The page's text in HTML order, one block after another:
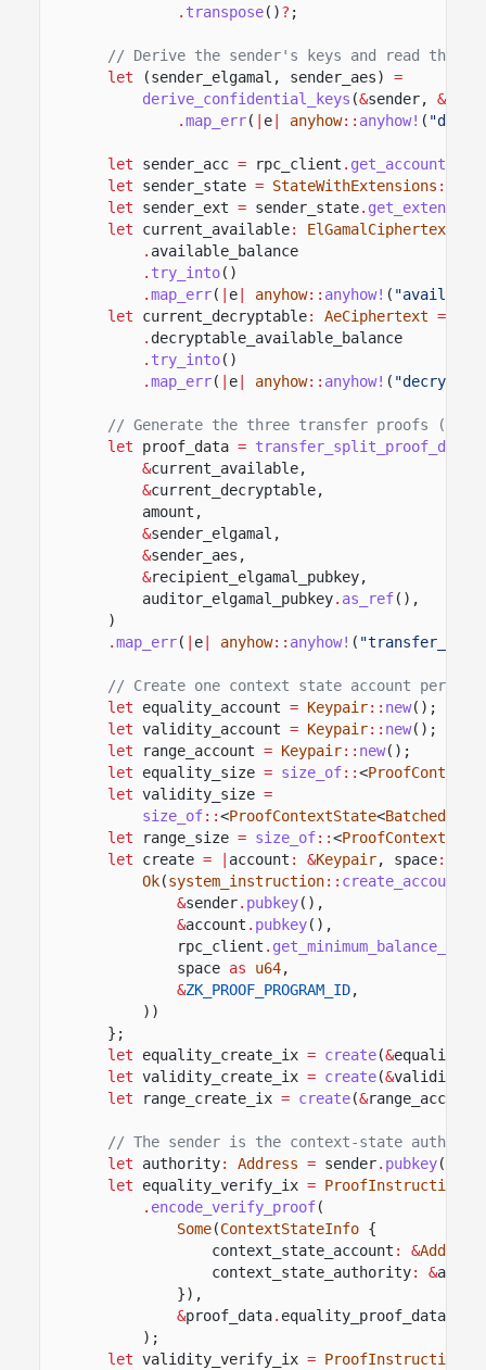
. transpose()? ;
// Derive the sender's keys and read their
let
(sender_elgamal, sender_aes)
=
derive_confidential_keys (&sender, &
.map_err( e anyhow:: anyhow! (
let sender_acc = rpc_client . get_account
let
sender_state = StateWithExtensions ::
let
sender_ext = sender_state. get_extension
let
current_available: ElGamalCiphertext
. available_balance
. try_into()
.map_err( e anyhow:: anyhow! (
let
current_decryptable: AeCiphertext =
. decryptable_available_balance
. try_into()
.map_err( e anyhow:: anyhow! (
// Generate the three transfer proofs
let
proof_data = transfer_split_proof_data
&current_available,
&current_decryptable,
amount,
&sender_elgamal,
&sender_aes,
&recipient_elgamal_pubkey,
auditor_elgamal_pubkey. as_ref(),
)
.map_err( e anyhow:: anyhow! (
// Create one context state account per
let
equality_account = Keypair:: new();
let validity_account = Keypair:: new();
let
range_account = Keypair:: new();
let
equality_size = size_of::<
let validity_size =
size_of::<ProofContextState<
let
range_size = size_of::<
let
create = | account : &Keypair, space:
Ok(system_instruction:: create_account
&sender. pubkey(),
&account . pubkey(),
rpc_client .
space as u64,
&ZK_PROOF_PROGRAM_ID,
))
};
let
equality_create_ix = create(&
let validity_create_ix = create(&
let
range_create_ix = create(&
// The sender is the context-state
let
authority: Address = sender. pubkey()
let
equality_verify_ix = ProofInstruction
. encode_verify_proof(
Some(ContextStateInfo {
context_state_account : &Address
context_state_authority: &
}),
&proof_data. equality_proof_data,
);
let validity_verify_ix = ProofInstruction